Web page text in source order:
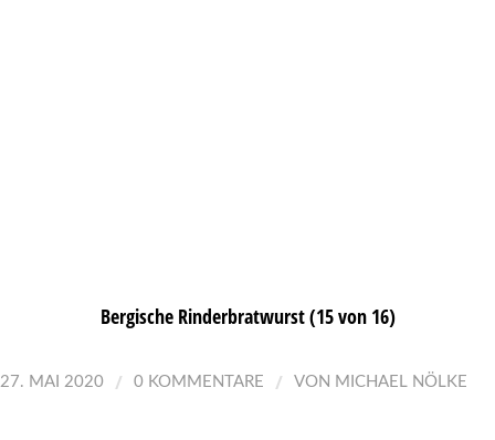
Bergische Rinderbratwurst (15 von 16)
27. MAI 2020 / 0 KOMMENTARE / VON MICHAEL NÖLKE